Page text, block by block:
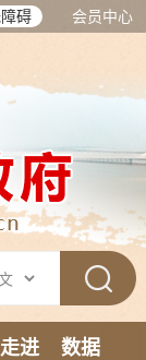
碍 会员中心
走进
数据